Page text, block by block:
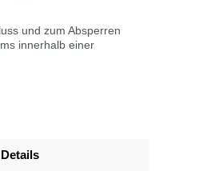
und zum Absperren
innerhalb einer
Details